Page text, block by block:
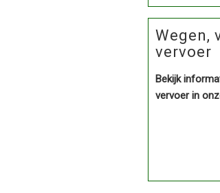
Wegen,
vervoer
Bekijk
vervoer in